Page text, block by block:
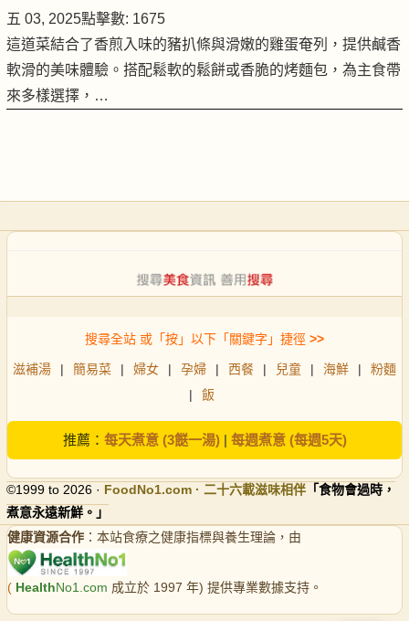
五 03, 2025點擊數: 1675
這道菜結合了香煎入味的豬扒條與滑嫩的雞蛋奄列，提供鹹香
軟滑的美味體驗。搭配鬆軟的鬆餅或香脆的烤麵包，為主食帶
來多樣選擇，…
搜尋全站 或「按」以下「關鍵字」捷徑 >>
滋補湯 | 簡易菜 | 婦女 | 孕婦 | 西餐 | 兒童 | 海鮮 |
粉麵
|
飯
推薦： 每天煮意 (3餸一湯)| 每週煮意 (每週5天)
©1999 to 2026 · FoodNo1.com · 二十六載滋味相伴 「食物會過時，
煮意永遠新鮮。」
健康資源合作 ：本站食療之健康指標與養生理論，由
( HealthNo1.com 成立於 1997 年) 提供專業數據支持。